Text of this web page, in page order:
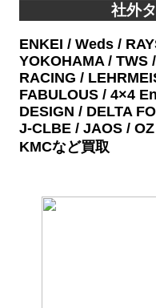
社外
ENKEI / Weds /
YOKOHAMA / TWS
RACING /
FABULOUS / 4×4
DESIGN / DELTA
J-CLBE / JAOS /
KMCなど買取